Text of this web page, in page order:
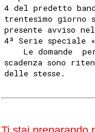
4 del predetto
trentesimo giorno
presente avviso
4ª Serie speciale
Le domande
scadenza sono
delle stesse.